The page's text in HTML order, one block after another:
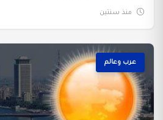
منذ سنتين
عرب وعالم